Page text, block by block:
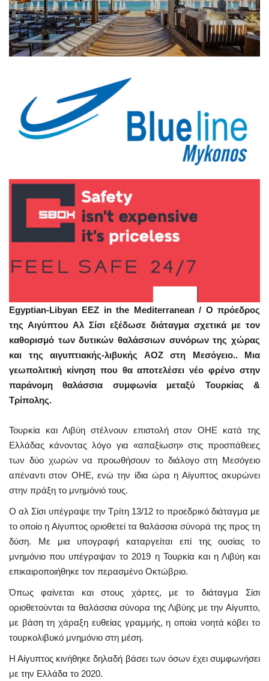
Egyptian-Libyan EEZ in the Mediterranean / Ο πρόεδρος
της Αιγύπτου Αλ Σίσι εξέδωσε διάταγμα σχετικά με τον
καθορισμό των δυτικών θαλάσσιων συνόρων της χώρας
και της αιγυπτιακής-λιβυκής ΑΟΖ στη Μεσόγειο.. Μια
γεωπολιτική κίνηση που θα αποτελέσει νέο φρένο στην
παράνομη θαλάσσια συμφωνία μεταξύ Τουρκίας &
Τρίπολης.
Τουρκία και Λιβύη στέλνουν επιστολή στον ΟΗΕ κατά της
Ελλάδας κάνοντας λόγο για «απαξίωση» στις προσπάθειες
των δύο χωρών να προωθήσουν το διάλογο στη Μεσόγειο
απέναντι στον ΟΗΕ, ενώ την ίδια ώρα η Αίγυπτος ακυρώνει
στην πράξη το μνημόνιό τους.
Ο αλ Σίσι υπέγραψε την Τρίτη 13/12 το προεδρικό διάταγμα με
το οποίο η Αίγυπτος οριοθετεί τα θαλάσσια σύνορά της προς τη
δύση. Με μια υπογραφή καταργείται επί της ουσίας το
μνημόνιο που υπέγραψαν το 2019 η Τουρκία και η Λιβύη και
επικαιροποιήθηκε τον περασμένο Οκτώβριο.
Όπως φαίνεται και στους χάρτες, με το διάταγμα Σίσι
οριοθετούνται τα θαλάσσια σύνορα της Λιβύης με την Αίγυπτο,
με βάση τη χάραξη ευθείας γραμμής, η οποία νοητά κόβει το
τουρκολιβυκό μνημόνιο στη μέση.
Η Αίγυπτος κινήθηκε δηλαδή βάσει των όσων έχει συμφωνήσει
με την Ελλάδα το 2020.